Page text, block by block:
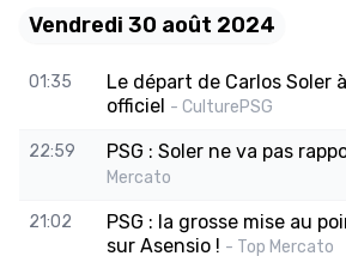
Vendredi 30 août 2024
01:35
Le départ de Carlos Soler
officiel - CulturePSG
22:59 PSG : Soler ne va pas
Mercato
21:02
PSG : la grosse mise au
sur Asensio ! - Top Mercato